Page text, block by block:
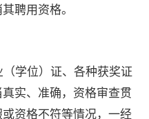
聘用资格。
（学位）证、各种获奖证
实、准确，资格审查贯
资格不符等情况，一经